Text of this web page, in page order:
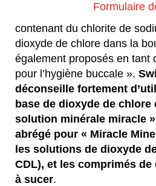
Formulaire
d’autres maladies. Depuis
contenant du chlorite de
dioxyde de chlore dans la
également proposés en tant
pour l’hygiène buccale ».
déconseille fortement
base de dioxyde de chlore
solution minérale miracle
abrégé pour « Miracle
les solutions de dioxyde
CDL), et les comprimés
à sucer.